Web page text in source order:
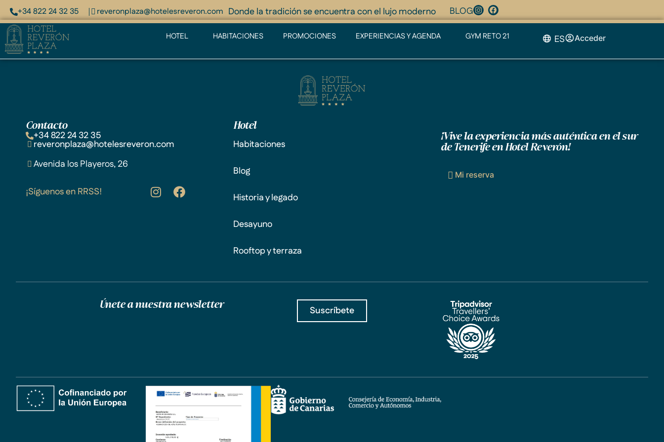
+34 822 24 32 35 reveronplaza@hotelesreveron.com Donde la tradición se encuentra con el lujo moderno BLOG
HOTEL HABITACIONES PROMOCIONES EXPERIENCIAS Y AGENDA GYM RETO 21 ES Acceder
Contacto
+34 822 24 32 35
reveronplaza@hotelesreveron.com
Avenida los Playeros, 26
¡Síguenos en RRSS!
Hotel
Habitaciones
Blog
Historia y legado
Desayuno
Rooftop y terraza
¡Vive la experiencia más auténtica en el sur
de Tenerife en Hotel Reverón!
Mi reserva
Únete a nuestra newsletter Suscríbete